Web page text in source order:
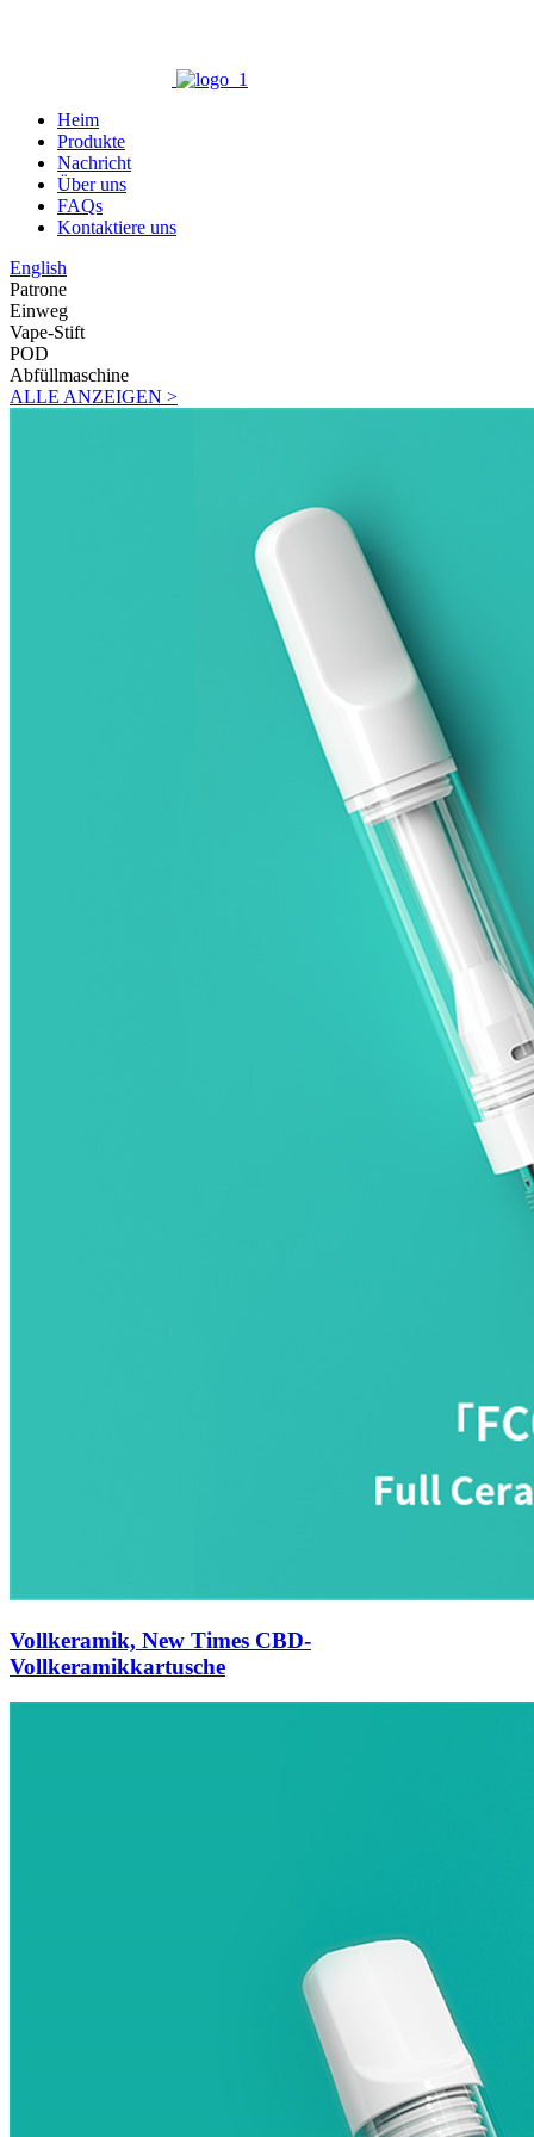
Heim
Produkte
Nachricht
Über uns
FAQs
Kontaktiere uns
English
Patrone
Einweg
Vape-Stift
POD
Abfüllmaschine
ALLE ANZEIGEN >
Vollkeramik, New Times CBD-
Vollkeramikkartusche